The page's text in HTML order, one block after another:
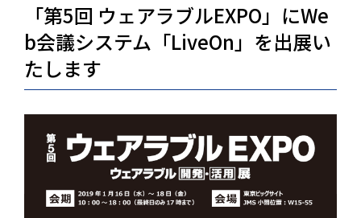
「第5回 ウェアラブルEXPO」にWe
b会議システム「LiveOn」を出展い
たします